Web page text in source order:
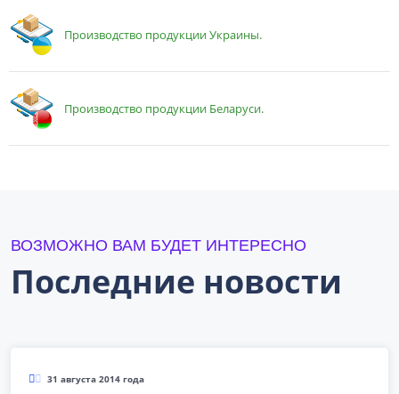
Производство продукции Украины.
Производство продукции Беларуси.
ВОЗМОЖНО ВАМ БУДЕТ ИНТЕРЕСНО
Последние новости
31 августа 2014 года